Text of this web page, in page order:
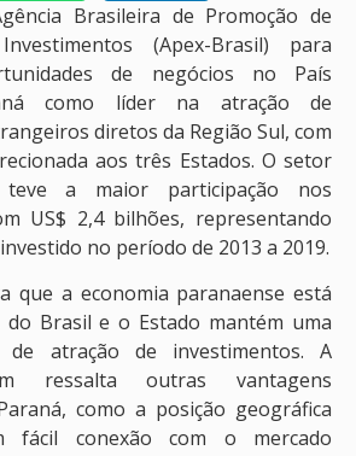
Brasileira de Promoção de
(Apex-Brasil) para
de negócios no País
como líder na atração de
diretos da Região Sul, com
aos três Estados. O setor
a maior participação nos
US$ 2,4 bilhões, representando
no período de 2013 a 2019.
que a economia paranaense está
Brasil e o Estado mantém uma
de atração de investimentos. A
ressalta outras vantagens
como a posição geográfica
fácil conexão com o mercado